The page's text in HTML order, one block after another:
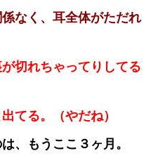
なく、耳全体がただれ
切れちゃってりしてる
てる。（やだね）
、もうここ３ヶ月。